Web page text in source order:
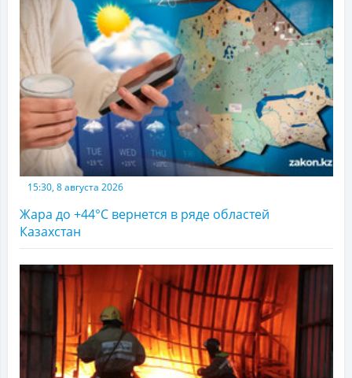
15:30, 8 августа 2026
Жара до +44°С вернется в ряде областей
Казахстан